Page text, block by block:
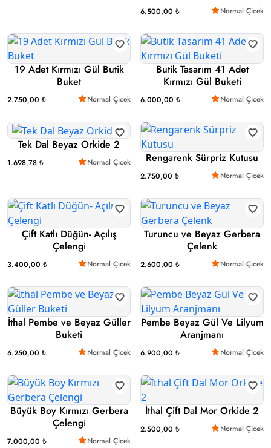
6.500,00 ₺ Normal Çicek
19 Adet Kırmızı Gül Butik
Buket
2.750,00 ₺ Normal Çicek
Butik Tasarım 41 Adet
Kırmızı Gül Buketi
6.000,00 ₺ Normal Çicek
Tek Dal Beyaz Orkide 2
1.698,78 ₺ Normal Çicek Rengarenk Sürpriz Kutusu
2.750,00 ₺ Normal Çicek
Çift Katlı Düğün- Açılış
Çelengi
3.400,00 ₺ Normal Çicek
Turuncu ve Beyaz Gerbera
Çelenk
2.600,00 ₺ Normal Çicek
İthal Pembe ve Beyaz Güller
Buketi
6.250,00 ₺ Normal Çicek
Pembe Beyaz Gül Ve Lilyum
Aranjmanı
6.900,00 ₺ Normal Çicek
Büyük Boy Kırmızı Gerbera
Çelengi
7.000,00 ₺ Normal Çicek
İthal Çift Dal Mor Orkide 2
2.500,00 ₺ Normal Çicek